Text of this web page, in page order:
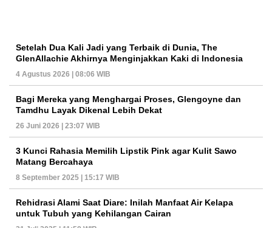
Setelah Dua Kali Jadi yang Terbaik di Dunia, The
GlenAllachie Akhirnya Menginjakkan Kaki di Indonesia
4 Agustus 2026 | 08:06 WIB
Bagi Mereka yang Menghargai Proses, Glengoyne dan
Tamdhu Layak Dikenal Lebih Dekat
26 Juni 2026 | 23:07 WIB
3 Kunci Rahasia Memilih Lipstik Pink agar Kulit Sawo
Matang Bercahaya
8 September 2025 | 15:17 WIB
Rehidrasi Alami Saat Diare: Inilah Manfaat Air Kelapa
untuk Tubuh yang Kehilangan Cairan